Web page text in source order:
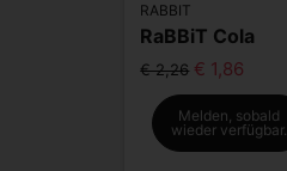
RABBIT
RaBBiT Cola
€ 2,26 € 1,86
Melden, sobald
wieder verfügbar.